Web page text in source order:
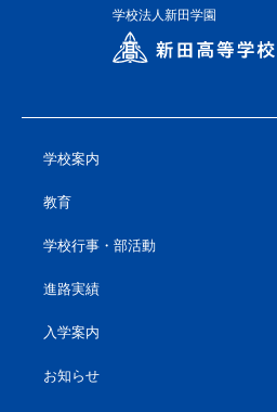
学校法人新田学園
学校案内
教育
学校行事・部活動
進路実績
入学案内
お知らせ